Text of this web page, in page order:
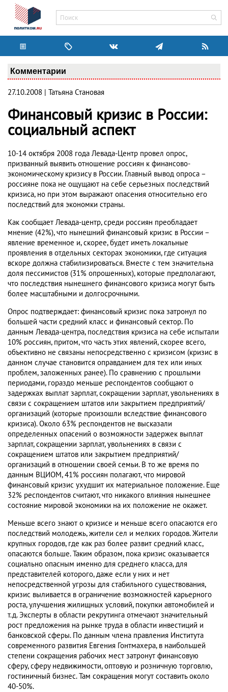
Комментарии
27.10.2008 | Татьяна Становая
Финансовый кризис в России:
социальный аспект
10-14 октября 2008 года Левада-Центр провел опрос,
призванный выявить отношение россиян к финансово-
экономическому кризису в России. Главный вывод опроса –
россияне пока не ощущают на себе серьезных последствий
кризиса, но при этом выражают опасения относительно его
последствий для экономки страны.
Как сообщает Левада-центр, среди россиян преобладает
мнение (42%), что нынешний финансовый кризис в России –
явление временное и, скорее, будет иметь локальные
проявления в отдельных секторах экономики, где ситуация
вскоре должна стабилизироваться. Вместе с тем значительна
доля пессимистов (31% опрошенных), которые предполагают,
что последствия нынешнего финансового кризиса могут быть
более масштабными и долгосрочными.
Опрос подтверждает: финансовый кризис пока затронул по
большей части средний класс и финансовый сектор. По
данным Левада-центра, последствия кризиса на себе испытали
10% россиян, притом, что часть этих явлений, скорее всего,
объективно не связаны непосредственно с кризисом (кризис в
данном случае становится оправданием для тех или иных
проблем, заложенных ранее). По сравнению с прошлыми
периодами, гораздо меньше респондентов сообщают о
задержках выплат зарплат, сокращении зарплат, увольнениях в
связи с сокращением штатов или закрытием предприятий/
организаций (которые произошли вследствие финансового
кризиса). Около 63% респондентов не высказали
определенных опасений о возможности задержек выплат
зарплат, сокращении зарплат, увольнениях в связи с
сокращением штатов или закрытием предприятий/
организаций в отношении своей семьи. В то же время по
данным ВЦИОМ, 41% россиян полагают, что мировой
финансовый кризис ухудшит их материальное положение. Еще
32% респондентов считают, что никакого влияния нынешнее
состояние мировой экономики на их положение не окажет.
Меньше всего знают о кризисе и меньше всего опасаются его
последствий молодежь, жители сел и мелких городов. Жители
крупных городов, где как раз более развит средний класс,
опасаются больше. Таким образом, пока кризис оказывается
социально опасным именно для среднего класса, для
представителей которого, даже если у них и нет
непосредственной угрозы для стабильного существования,
кризис выливается в ограничение возможностей карьерного
роста, улучшения жилищных условий, покупки автомобилей и
т.д. Эксперты в области рекрутинга отмечают значительный
рост предложения на рынке труда в области инвестиций и
банковской сферы. По данным члена правления Института
современного развития Евгения Гонтмахера, в наибольшей
степени сокращения рабочих мест затронут финансовую
сферу, сферу недвижимости, оптовую и розничную торговлю,
гостиничный бизнес. Там сокращения могут составить около
40-50%.